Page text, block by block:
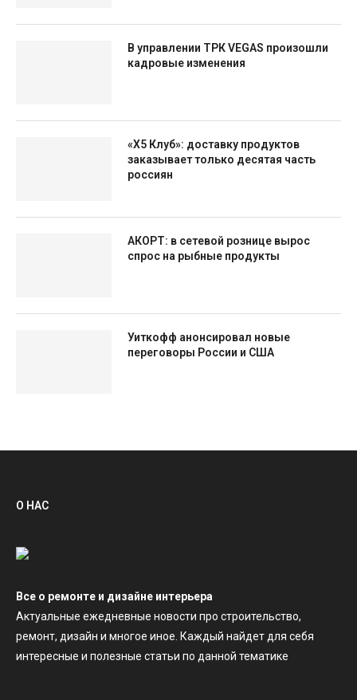
В управлении ТРК VEGAS произошли
кадровые изменения
«X5 Клуб»: доставку продуктов
заказывает только десятая часть
россиян
АКОРТ: в сетевой рознице вырос
спрос на рыбные продукты
Уиткофф анонсировал новые
переговоры России и США
О НАС
Все о ремонте и дизайне интерьера
Актуальные ежедневные новости про строительство,
ремонт, дизайн и многое иное. Каждый найдет для себя
интересные и полезные статьи по данной тематике